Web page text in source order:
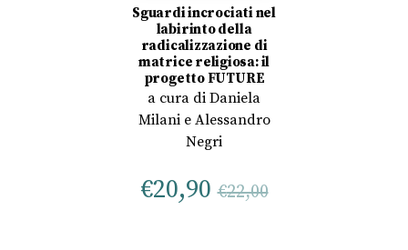
Sguardi incrociati nel
labirinto della
radicalizzazione di
matrice religiosa: il
progetto FUTURE
a cura di Daniela
Milanie Alessandro
Negri
€20,90 €22,00